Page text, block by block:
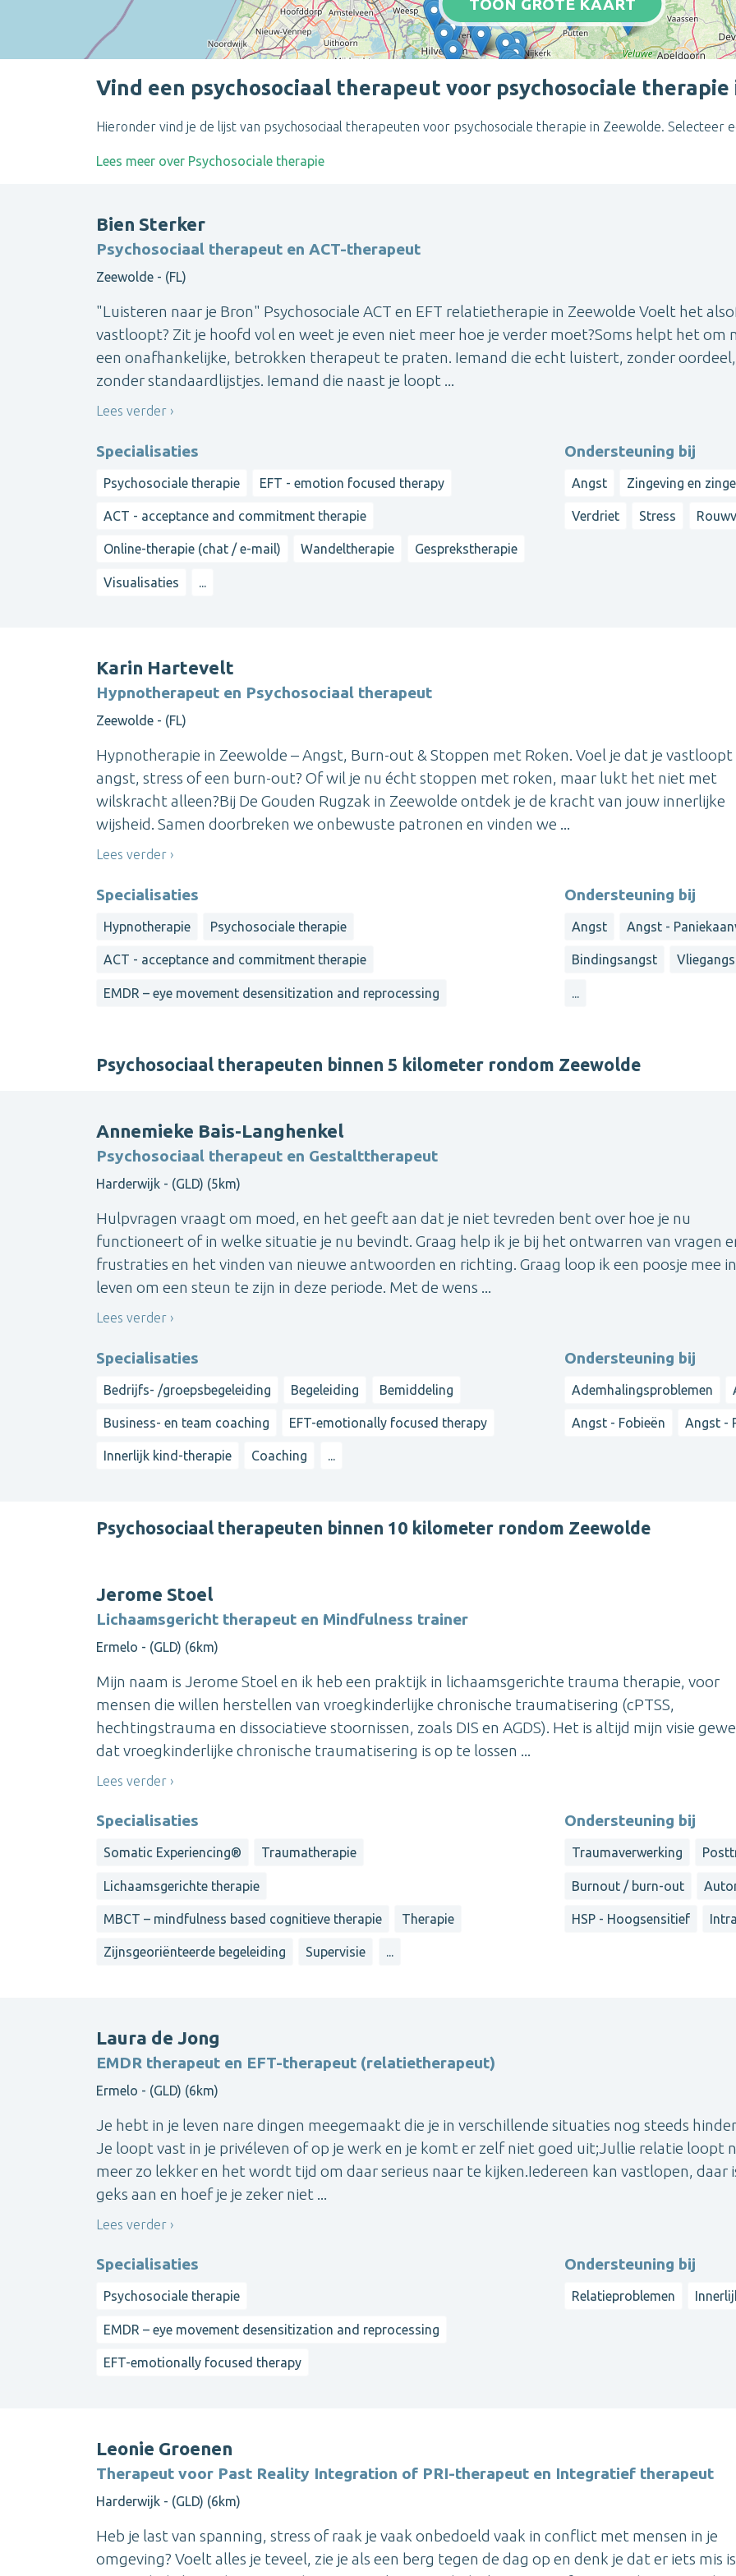
TOON GROTE KAART
Vind een psychosociaal therapeut voor psychosociale therapie
Hieronder vind je de lijst van psychosociaal therapeuten voor psychosociale therapie in Zeewolde.
Lees meer over Psychosociale therapie
Bien Sterker
Psychosociaal therapeut en ACT-therapeut
Zeewolde - (FL)
"Luisteren naar je Bron" Psychosociale ACT en EFT relatietherapie in Zeewolde Voelt het
vastloopt? Zit je hoofd vol en weet je even niet meer hoe je verder moet?Soms helpt het om
een onafhankelijke, betrokken therapeut te praten. Iemand die echt luistert, zonder oordeel,
zonder standaardlijstjes. Iemand die naast je loopt ...
Lees verder
Specialisaties
Psychosociale therapie EFT - emotion focused therapy
ACT - acceptance and commitment therapie
Online-therapie (chat / e-mail) Wandeltherapie Gesprekstherapie
Visualisaties ...
Ondersteuning bij
Angst Zingeving en
Verdriet Stress
Karin Hartevelt
Hypnotherapeut en Psychosociaal therapeut
Zeewolde - (FL)
Hypnotherapie in Zeewolde – Angst, Burn-out & Stoppen met Roken. Voel je dat je vastloopt
angst, stress of een burn-out? Of wil je nu écht stoppen met roken, maar lukt het niet met
wilskracht alleen?Bij De Gouden Rugzak in Zeewolde ontdek je de kracht van jouw innerlijke
wijsheid. Samen doorbreken we onbewuste patronen en vinden we ...
Lees verder
Specialisaties
Hypnotherapie Psychosociale therapie
ACT - acceptance and commitment therapie
EMDR – eye movement desensitization and reprocessing
Ondersteuning bij
Angst Angst -
Bindingsangst
Psychosociaal therapeuten binnen 5 kilometer rondom Zeewolde
Annemieke Bais-Langhenkel
Psychosociaal therapeut en Gestalttherapeut
Harderwijk - (GLD) (5km)
Hulpvragen vraagt om moed, en het geeft aan dat je niet tevreden bent over hoe je nu
functioneert of in welke situatie je nu bevindt. Graag help ik je bij het ontwarren van vragen
frustraties en het vinden van nieuwe antwoorden en richting. Graag loop ik een poosje mee
leven om een steun te zijn in deze periode. Met de wens ...
Lees verder
Specialisaties
Bedrijfs- /groepsbegeleiding Begeleiding Bemiddeling
Business- en team coaching EFT-emotionally focused therapy
Innerlijk kind-therapie Coaching ...
Ondersteuning bij
Ademhalingsproblemen
Angst - Fobieën Angst -
Psychosociaal therapeuten binnen 10 kilometer rondom Zeewolde
Jerome Stoel
Lichaamsgericht therapeut en Mindfulness trainer
Ermelo - (GLD) (6km)
Mijn naam is Jerome Stoel en ik heb een praktijk in lichaamsgerichte trauma therapie, voor
mensen die willen herstellen van vroegkinderlijke chronische traumatisering (cPTSS,
hechtingstrauma en dissociatieve stoornissen, zoals DIS en AGDS). Het is altijd mijn visie
dat vroegkinderlijke chronische traumatisering is op te lossen ...
Lees verder
Specialisaties
Somatic Experiencing® Traumatherapie
Lichaamsgerichte therapie
MBCT – mindfulness based cognitieve therapie Therapie
Zijnsgeoriënteerde begeleiding Supervisie ...
Ondersteuning bij
Traumaverwerking
Burnout / burn-out
HSP - Hoogsensitief
Laura de Jong
EMDR therapeut en EFT-therapeut (relatietherapeut)
Ermelo - (GLD) (6km)
Je hebt in je leven nare dingen meegemaakt die je in verschillende situaties nog steeds
Je loopt vast in je privéleven of op je werk en je komt er zelf niet goed uit;Jullie relatie loopt
meer zo lekker en het wordt tijd om daar serieus naar te kijken.Iedereen kan vastlopen, daar
geks aan en hoef je je zeker niet ...
Lees verder
Specialisaties
Psychosociale therapie
EMDR – eye movement desensitization and reprocessing
EFT-emotionally focused therapy
Ondersteuning bij
Relatieproblemen
Leonie Groenen
Therapeut voor Past Reality Integration of PRI-therapeut en Integratief therapeut
Harderwijk - (GLD) (6km)
Heb je last van spanning, stress of raak je vaak onbedoeld vaak in conflict met mensen in je
omgeving? Voelt alles je teveel, zie je als een berg tegen de dag op en denk je dat er iets mis